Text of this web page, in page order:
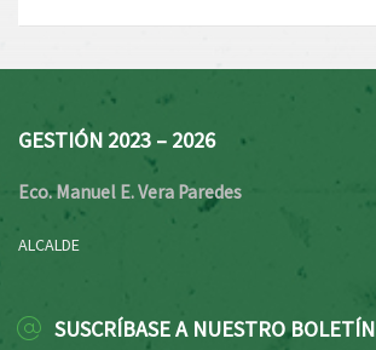
GESTIÓN 2023 – 2026
Eco. Manuel E. Vera Paredes
ALCALDE
SUSCRÍBASE A NUESTRO BOLETÍN